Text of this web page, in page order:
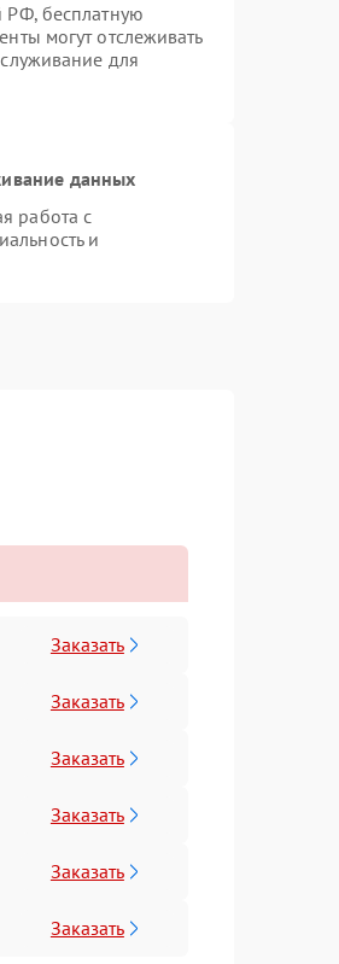
РФ, бесплатную
могут отслеживать
для
данных
работа с
и
Заказать
Заказать
Заказать
Заказать
Заказать
Заказать